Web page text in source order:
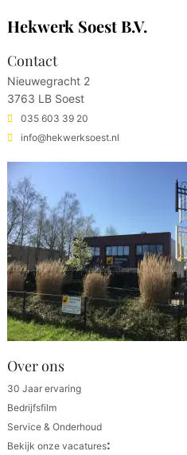
Hekwerk Soest B.V.
Contact
Nieuwegracht 2
3763 LB Soest
035 603 39 20
info@hekwerksoest.nl
Over ons
30 Jaar ervaring
Bedrijfsfilm
Service & Onderhoud
Bekijk onze vacatures: